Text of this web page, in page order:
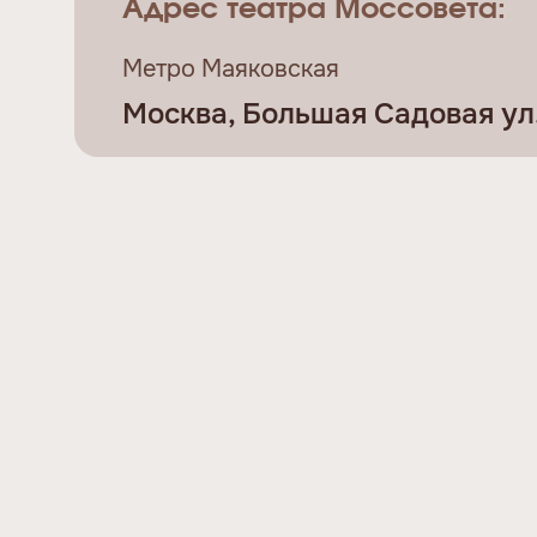
Адрес театра Моссовета:
Метро Маяковская
Москва, Большая Садовая